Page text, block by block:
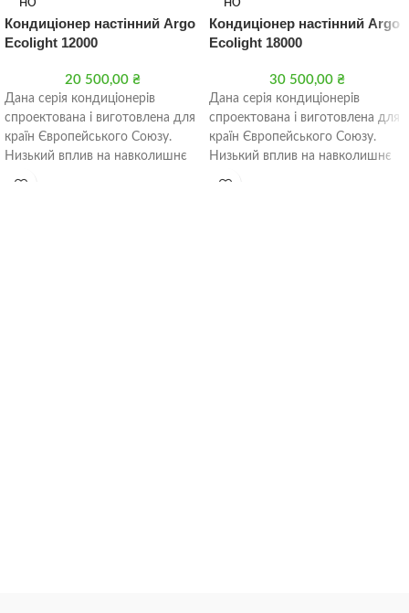
НО
Кондиціонер настінний Argo
Ecolight 12000
20 500,00 ₴
Дана серія кондиціонерів
спроектована і виготовлена для
країн Європейського Союзу.
Низький вплив на навколишнє
НО
Кондиціонер настінний Argo
Ecolight 18000
30 500,00 ₴
Дана серія кондиціонерів
спроектована і виготовлена для
країн Європейського Союзу.
Низький вплив на навколишнє